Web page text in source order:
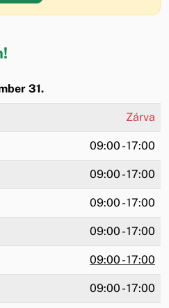
31.
Zárva
09:00 - 17:00
09:00 - 17:00
09:00 - 17:00
09:00 - 17:00
09:00 - 17:00
09:00 - 17:00